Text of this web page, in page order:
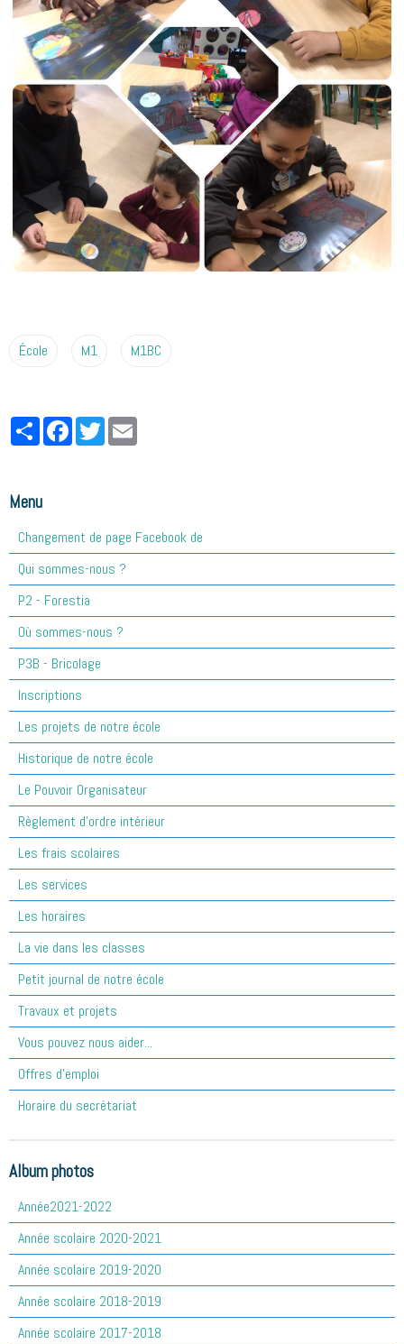
École M1 M1BC
PartagerFacebookTwitter
Menu
Changement de page Facebook de
Qui sommes-nous ?
P2 - Forestia
Où sommes-nous ?
P3B - Bricolage
Inscriptions
Les projets de notre école
Historique de notre école
Le Pouvoir Organisateur
Règlement d'ordre intérieur
Les frais scolaires
Les services
Les horaires
La vie dans les classes
Petit journal de notre école
Travaux et projets
Vous pouvez nous aider...
Offres d'emploi
Horaire du secrétariat
Album photos
Année2021-2022
Année scolaire 2020-2021
Année scolaire 2019-2020
Année scolaire 2018-2019
Année scolaire 2017-2018